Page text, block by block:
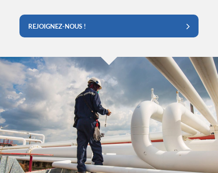
REJOIGNEZ-NOUS !